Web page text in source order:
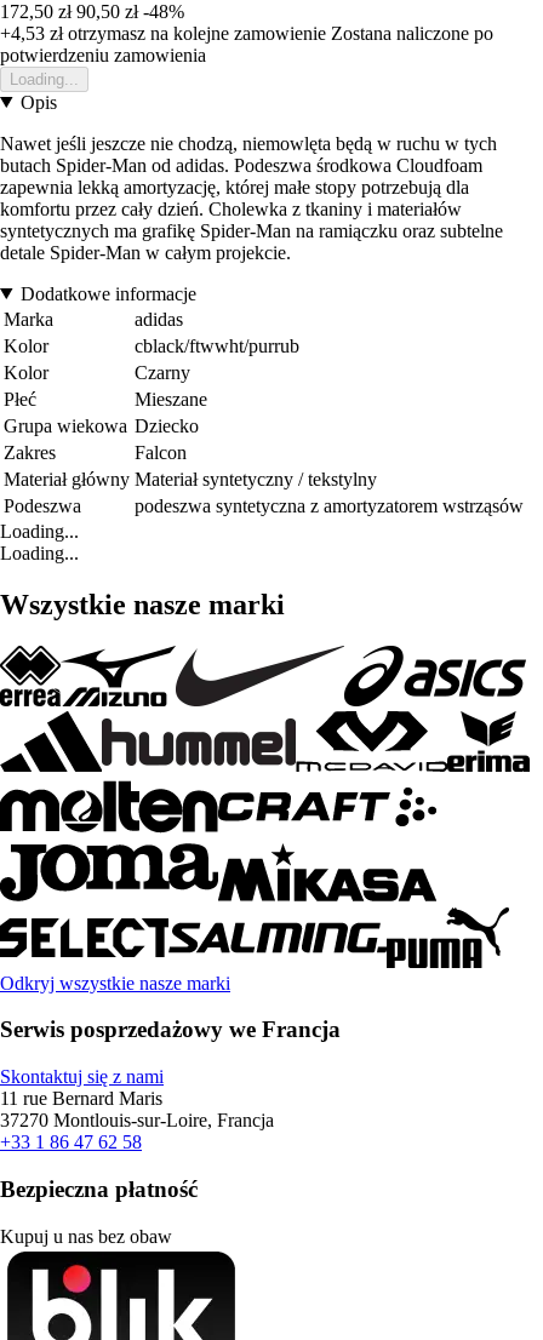
172,50 zł 90,50 zł -48%
+4,53 złotrzymasz na kolejne zamowienie Zostana naliczone po
potwierdzeniu zamowienia
Loading...
Opis
Nawet jeśli jeszcze nie chodzą, niemowlęta będą w ruchu w tych
butach Spider-Man od adidas. Podeszwa środkowa Cloudfoam
zapewnia lekką amortyzację, której małe stopy potrzebują dla
komfortu przez cały dzień. Cholewka z tkaniny i materiałów
syntetycznych ma grafikę Spider-Man na ramiączku oraz subtelne
detale Spider-Man w całym projekcie.
Dodatkowe informacje
Marka
adidas
Kolor
cblack/ftwwht/purrub
Kolor
Czarny
Płeć
Mieszane
Grupa wiekowa Dziecko
Zakres
Falcon
Materiał główny Materiał syntetyczny / tekstylny
Podeszwa
podeszwa syntetyczna z amortyzatorem wstrząsów
Loading...
Loading...
Wszystkie nasze marki
Odkryj wszystkie nasze marki
Serwis posprzedażowy we Francja
Skontaktuj się z nami
11 rue Bernard Maris
37270 Montlouis-sur-Loire, Francja
+33 1 86 47 62 58
Bezpieczna płatność
Kupuj u nas bez obaw